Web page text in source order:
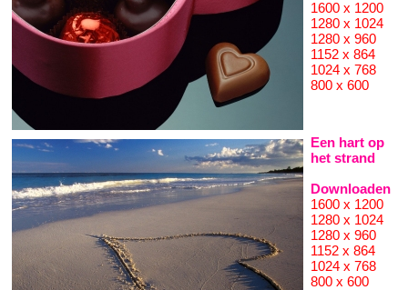
1600 x 1200
1280 x 1024
1280 x 960
1152 x 864
1024 x 768
800 x 600
Een hart op
het strand
Downloaden
1600 x 1200
1280 x 1024
1280 x 960
1152 x 864
1024 x 768
800 x 600